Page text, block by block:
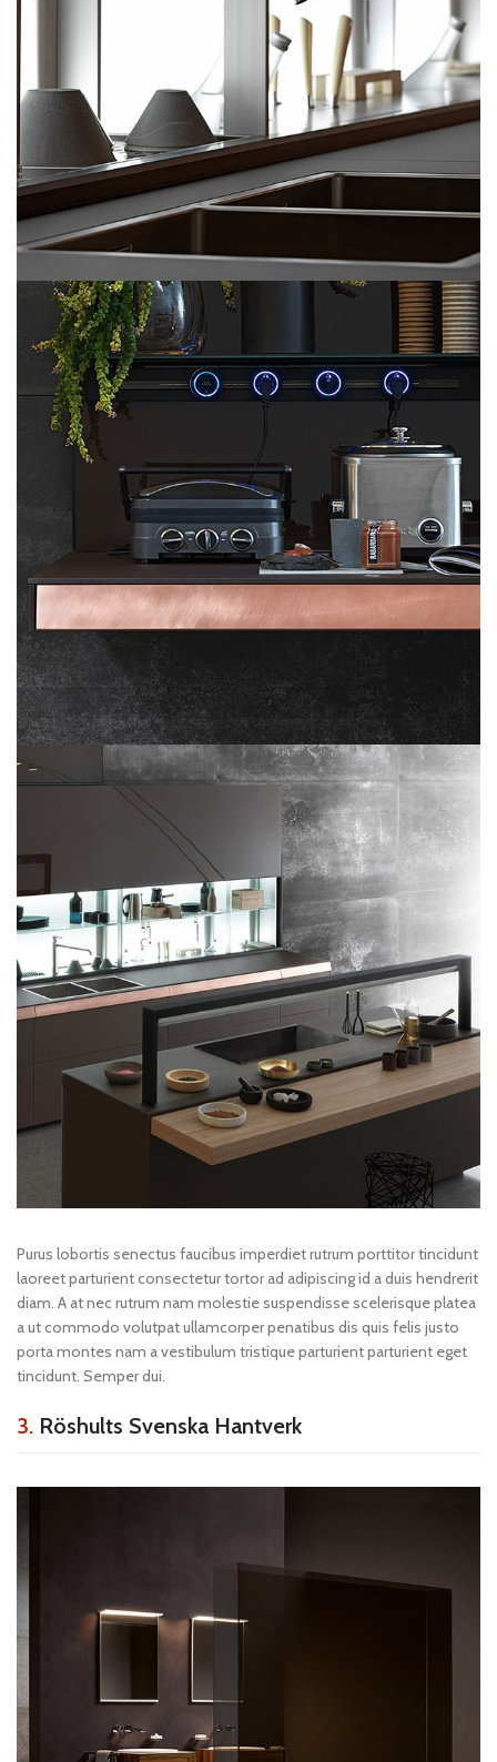
Purus lobortis senectus faucibus imperdiet rutrum porttitor tincidunt
laoreet parturient consectetur tortor ad adipiscing id a duis hendrerit
diam. A at nec rutrum nam molestie suspendisse scelerisque platea
a ut commodo volutpat ullamcorper penatibus dis quis felis justo
porta montes nam a vestibulum tristique parturient parturient eget
tincidunt. Semper dui.
3. Röshults Svenska Hantverk